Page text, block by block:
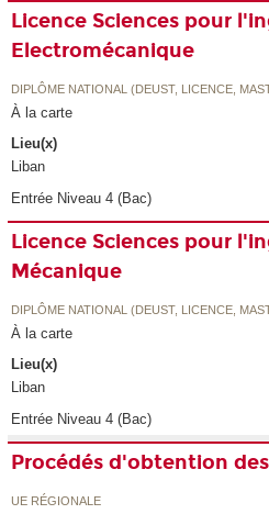
Licence Sciences pour
Electromécanique
DIPLÔME NATIONAL (DEUST, LICENCE,
À la carte
Lieu(x)
Liban
Entrée Niveau 4 (Bac)
Licence Sciences pour
Mécanique
DIPLÔME NATIONAL (DEUST, LICENCE,
À la carte
Lieu(x)
Liban
Entrée Niveau 4 (Bac)
Procédés d'obtention
UE RÉGIONALE